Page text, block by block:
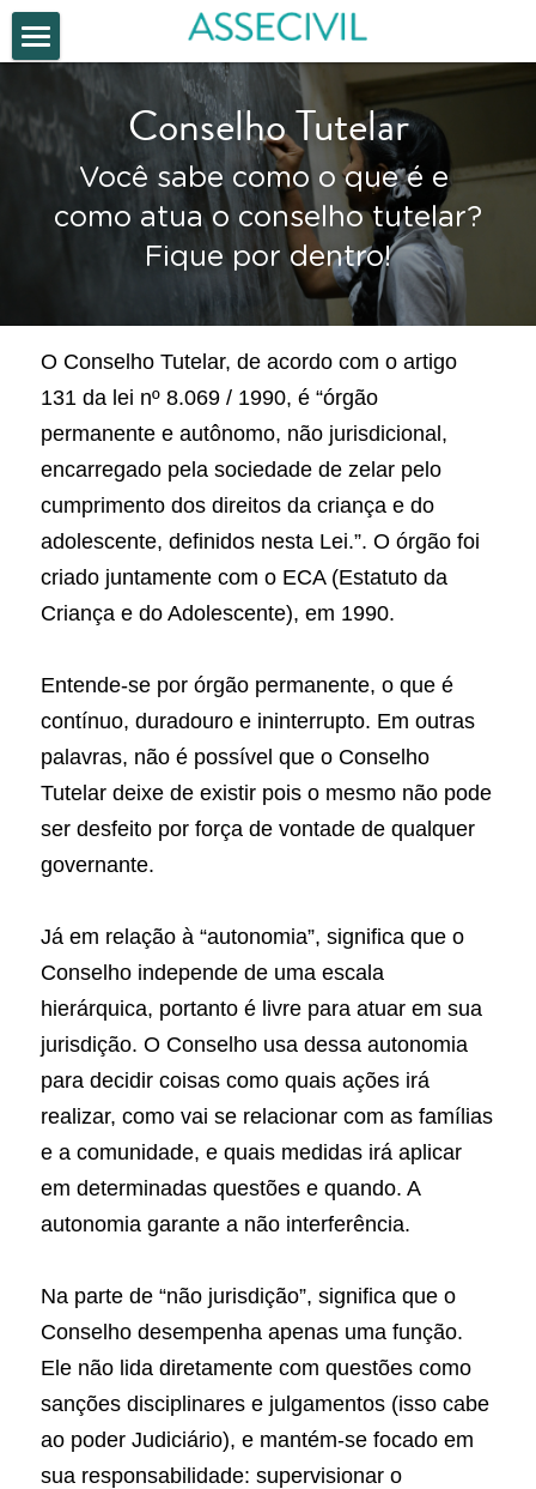
Página inicial
POWERED BY
Conselho Tutelar
Você sabe como o que é e
como atua o conselho tutelar?
Fique por dentro!
O Conselho Tutelar, de acordo com o artigo
131 da lei nº 8.069 / 1990, é “órgão
permanente e autônomo, não jurisdicional,
encarregado pela sociedade de zelar pelo
cumprimento dos direitos da criança e do
adolescente, definidos nesta Lei.”. O órgão foi
criado juntamente com o ECA (Estatuto da
Criança e do Adolescente), em 1990.
Entende-se por órgão permanente, o que é
contínuo, duradouro e ininterrupto. Em outras
palavras, não é possível que o Conselho
Tutelar deixe de existir pois o mesmo não pode
ser desfeito por força de vontade de qualquer
governante.
Já em relação à “autonomia”, significa que o
Conselho independe de uma escala
hierárquica, portanto é livre para atuar em sua
jurisdição. O Conselho usa dessa autonomia
para decidir coisas como quais ações irá
realizar, como vai se relacionar com as famílias
e a comunidade, e quais medidas irá aplicar
em determinadas questões e quando. A
autonomia garante a não interferência.
Na parte de “não jurisdição”, significa que o
Conselho desempenha apenas uma função.
Ele não lida diretamente com questões como
sanções disciplinares e julgamentos (isso cabe
ao poder Judiciário), e mantém-se focado em
sua responsabilidade: supervisionar o